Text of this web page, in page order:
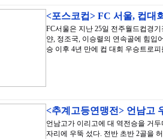
<포스코컵> FC 서울, 컵대
FC서울은 지난 25일 전주월드컵경
얀, 정조국, 이승렬의 연속골에 힘입
승 이후 4년 만에 컵 대회 우승트로
<추계고등연맹전> 언남고
언남고가 이리고에 대 역전승을 거
자리에 우뚝 섰다. 전반 초반 2골을